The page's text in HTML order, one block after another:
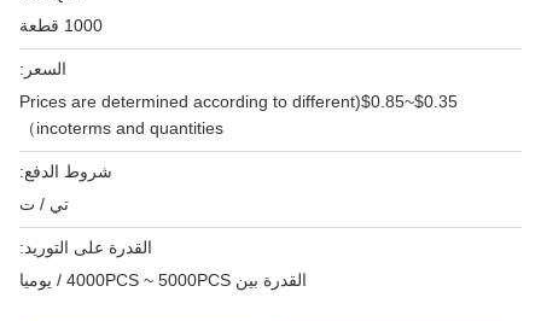
1000 قطعة
السعر:
$0.35~$0.85(Prices are determined according to different
incoterms and quantities）
شروط الدفع:
تي / ت
القدرة على التوريد:
القدرة بين 4000PCS ~ 5000PCS / يوميا